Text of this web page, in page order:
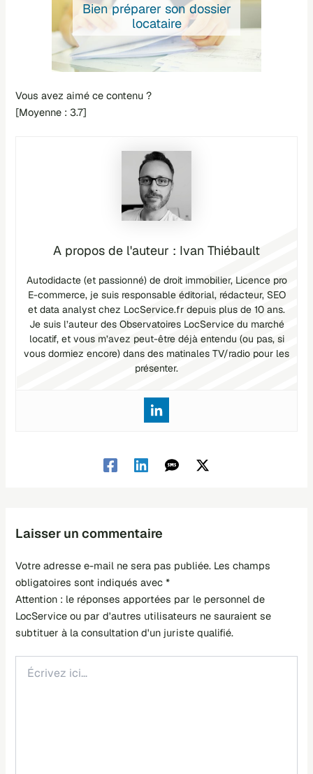
Bien préparer son dossier
locataire
Vous avez aimé ce contenu ?
[Moyenne :3.7]
Ivan Thiébault
Autodidacte (et passionné) de droit immobilier, Licence pro
E-commerce, je suis responsable éditorial, rédacteur, SEO
et data analyst chez LocService.fr depuis plus de 10 ans.
Je suis l’auteur des Observatoires LocService du marché
locatif, et vous m’avez peut-être déjà entendu (ou pas, si
vous dormiez encore) dans des matinales TV/radio pour les
présenter.
Laisser un commentaire
Votre adresse e-mail ne sera pas publiée. Les champs
obligatoires sont indiqués avec*
ici…